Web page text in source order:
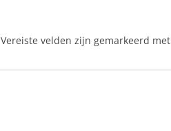
Vereiste velden zijn gemarkeerd met